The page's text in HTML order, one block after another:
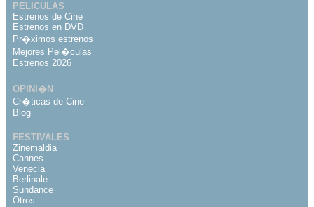
PELICULAS
Estrenos de Cine
Estrenos en DVD
Pr�ximos estrenos
Mejores Pel�culas
Estrenos 2026
OPINI�N
Cr�ticas de Cine
Blog
FESTIVALES
Zinemaldia
Cannes
Venecia
Berlinale
Sundance
Otros